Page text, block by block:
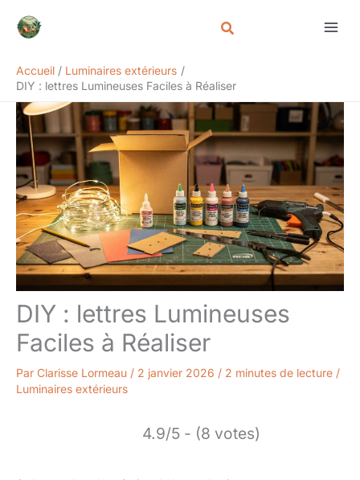
Accueil
Luminaires extérieurs
DIY : lettres Lumineuses Faciles à Réaliser
DIY : lettres Lumineuses
Faciles à Réaliser
Par Clarisse Lormeau / 2 janvier 2026 / 2 minutes de lecture /
Luminaires extérieurs
4.9/5 - (8 votes)